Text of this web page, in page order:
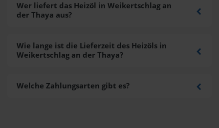
Wer liefert das Heizöl in Weikertschlag an
der Thaya aus?
Wie lange ist die Lieferzeit des Heizöls in
Weikertschlag an der Thaya?
Welche Zahlungsarten gibt es?